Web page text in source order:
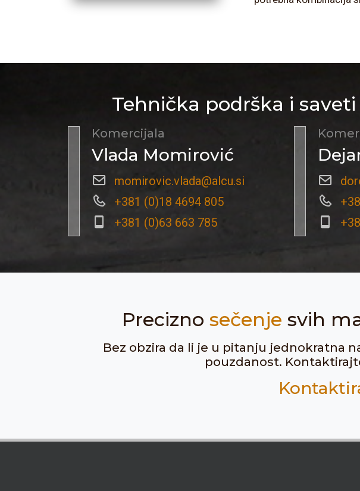
Tehnička podrška i
Komercijala
Vlada Momirović
momirovic.vlada@alcu.si
+381 (0)18 4694 805
+381 (0)63 663 785
Precizno sečenje svih
Bez obzira da li je u pitanju jednokratna
pouzdanost.